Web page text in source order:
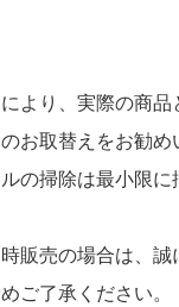
より、実際の商
お取替えをお勧め
の掃除は最小限
販売の場合は、誠
ご了承ください。